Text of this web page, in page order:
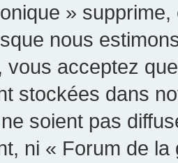
»
nous
vous acceptez
stockées dans
soient pas
ni « Forum de